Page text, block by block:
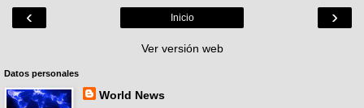
‹ ›
Inicio
Ver versión web
Datos personales
World News